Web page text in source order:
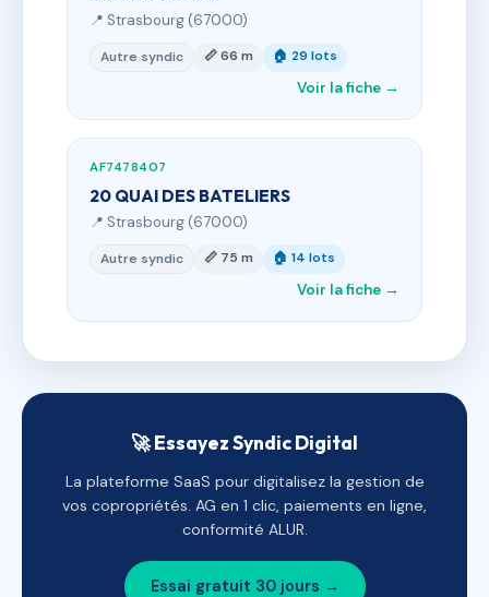
📍 Strasbourg (67000)
Autre syndic 📏 66 m 🏠 29 lots
Voir la fiche →
AF7478407
20 QUAI DES BATELIERS
📍 Strasbourg (67000)
Autre syndic 📏 75 m 🏠 14 lots
Voir la fiche →
🚀 Essayez Syndic Digital
La plateforme SaaS pour digitalisez la gestion de
vos copropriétés. AG en 1 clic, paiements en ligne,
conformité ALUR.
Essai gratuit 30 jours →